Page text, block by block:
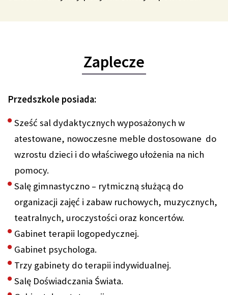
Zaplecze
Przedszkole posiada:
Sześć sal dydaktycznych wyposażonych w
atestowane, nowoczesne meble dostosowane do
wzrostu dzieci i do właściwego ułożenia na nich
pomocy.
Salę gimnastyczno – rytmiczną służącą do
organizacji zajęć i zabaw ruchowych, muzycznych,
teatralnych, uroczystości oraz koncertów.
Gabinet terapii logopedycznej.
Gabinet psychologa.
Trzy gabinety do terapii indywidualnej.
Salę Doświadczania Świata.